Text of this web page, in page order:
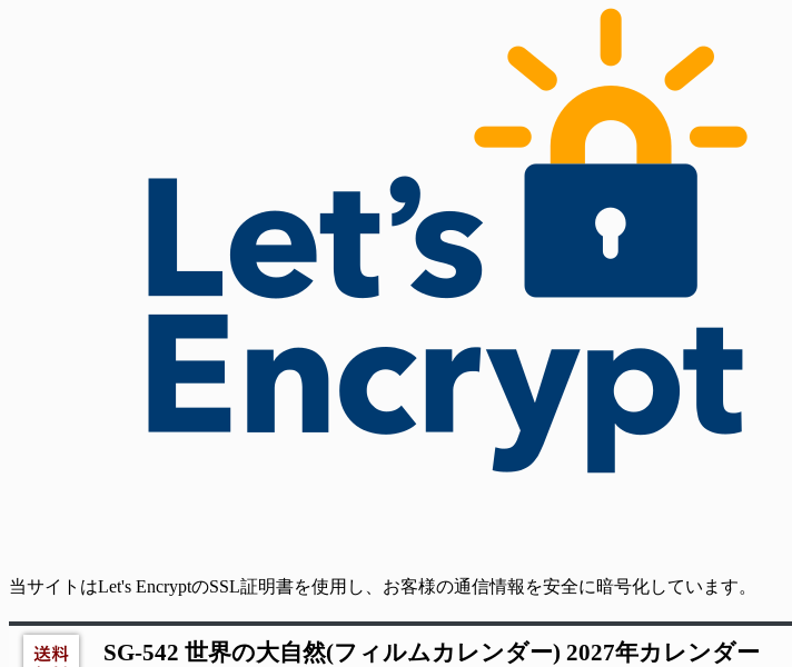
当サイトはLet's EncryptのSSL証明書を使用し、お客様の通信情報を安全に暗号化しています。
SG-542 世界の大自然(フィルムカレンダー) 2027年カレンダー